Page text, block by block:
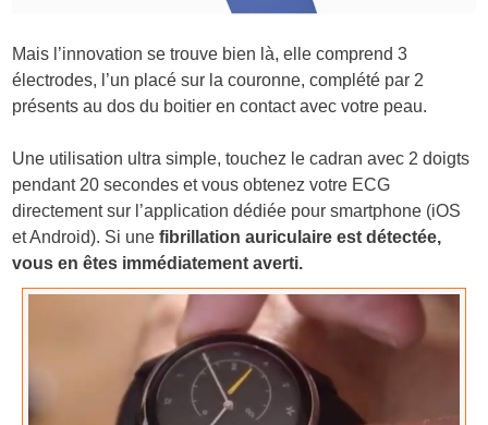
Mais l’innovation se trouve bien là, elle comprend 3
électrodes, l’un placé sur la couronne, complété par 2
présents au dos du boitier en contact avec votre peau.
Une utilisation ultra simple, touchez le cadran avec 2 doigts
pendant 20 secondes et vous obtenez votre ECG
directement sur l’application dédiée pour smartphone (iOS
et Android). Si unefibrillation auriculaire est détectée,
vous en êtes immédiatement averti.